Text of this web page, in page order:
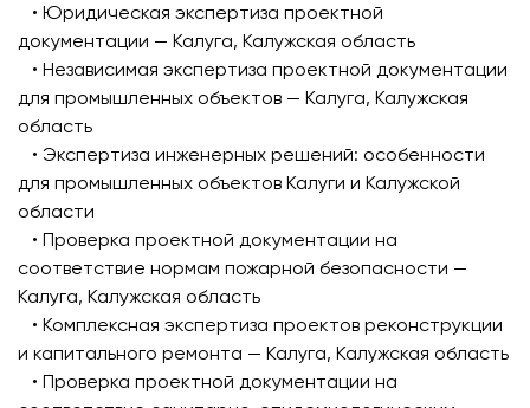
• Юридическая экспертиза проектной
документации — Калуга, Калужская область
• Независимая экспертиза проектной документации
для промышленных объектов — Калуга, Калужская
область
• Экспертиза инженерных решений: особенности
для промышленных объектов Калуги и Калужской
области
• Проверка проектной документации на
соответствие нормам пожарной безопасности —
Калуга, Калужская область
• Комплексная экспертиза проектов реконструкции
и капитального ремонта — Калуга, Калужская область
• Проверка проектной документации на